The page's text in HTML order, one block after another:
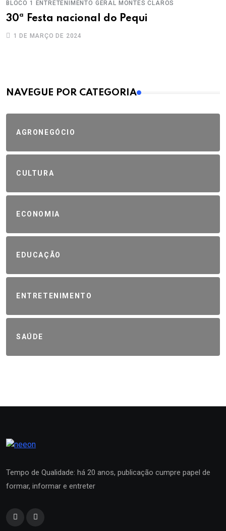
BLOCO 1 ENTRETENIMENTO GERAL MONTES CLAROS
30ª Festa nacional do Pequi
1 DE MARÇO DE 2024
MAIS VISTOS
NAVEGUE POR CATEGORIA
AGRONEGÓCIO
CULTURA
ECONOMIA
EDUCAÇÃO
ENTRETENIMENTO
SAÚDE
Tempo de Qualidade: há 20 anos, publicação cumpre papel de
formar, informar e entreter